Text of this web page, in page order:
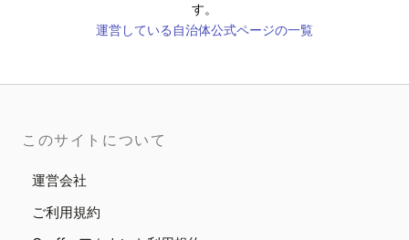
す。
運営している自治体公式ページの一覧
このサイトについて
運営会社
ご利用規約